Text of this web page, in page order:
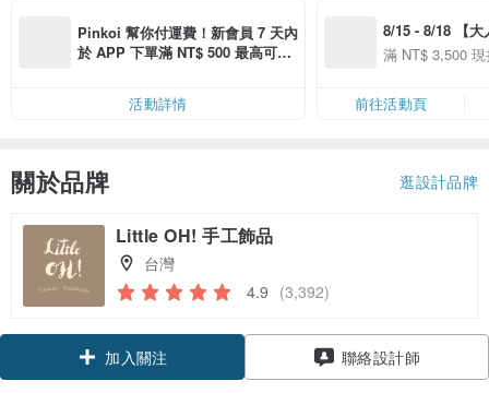
Pinkoi 幫你付運費！新會員 7 天內
於 APP 下單滿 NT$ 500 最高可折
活動詳情
8/15 - 8/18 【大
季】滿
滿 NT$ 3,500
前往活動頁
關於品牌 逛設計品牌
Little OH! 手工飾品
台灣
4.9 (3,392)
加入關注
聯絡設計師